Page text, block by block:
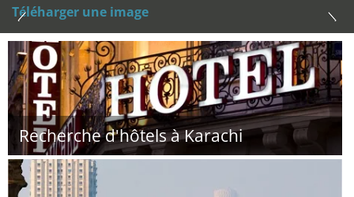
Téléharger une image
Recherche d'hôtels à Karachi